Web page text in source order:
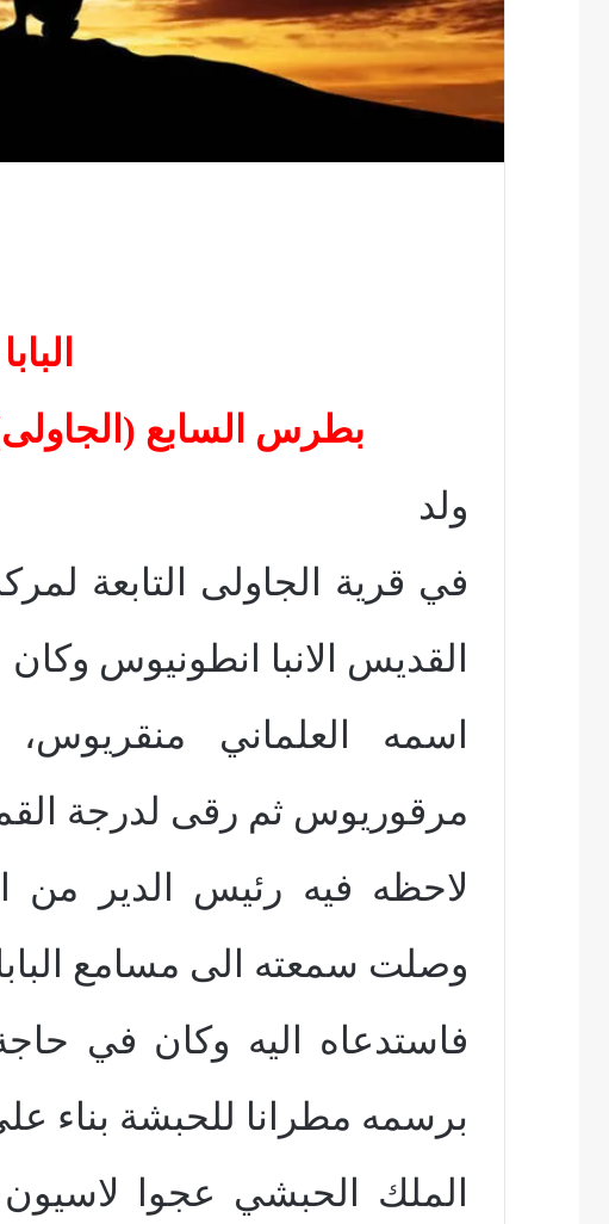
البابا
بطرس السابع (الجاولى)
ولد
في قرية الجاولى التابعة
القديس الانبا انطونيوس وكان
اسمه العلماني
مرقوريوس ثم رقى لدرجة
لاحظه فيه رئيس الدير من
وصلت سمعته الى مسامع
فاستدعاه اليه وكان في
برسمه مطرانا للحبشة بناء
الملك الحبشي عجوا لاسيون